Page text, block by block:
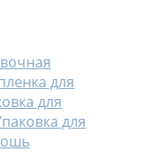
для
для
для